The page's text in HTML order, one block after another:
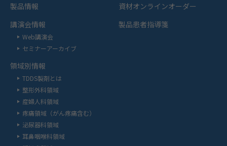
製品情報
講演会情報
Web講演会
セミナーアーカイブ
領域別情報
TDDS製剤とは
整形外科領域
産婦人科領域
疼痛領域（がん疼痛含む）
泌尿器科領域
耳鼻咽喉科領域
資材オンラインオーダー
製品患者指導箋